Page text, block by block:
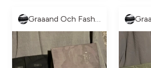
Graaand Och Fashion